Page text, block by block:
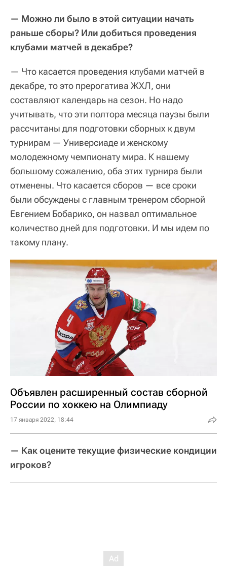
— Можно ли было в этой ситуации начать
раньше сборы? Или добиться проведения
клубами матчей в декабре?
— Что касается проведения клубами матчей в
декабре, то это прерогатива ЖХЛ, они
составляют календарь на сезон. Но надо
учитывать, что эти полтора месяца паузы были
рассчитаны для подготовки сборных к двум
турнирам — Универсиаде и женскому
молодежному чемпионату мира. К нашему
большому сожалению, оба этих турнира были
отменены. Что касается сборов — все сроки
были обсуждены с главным тренером сборной
Евгением Бобарико, он назвал оптимальное
количество дней для подготовки. И мы идем по
такому плану.
Объявлен расширенный состав сборной
России по хоккею на Олимпиаду
17 января 2022, 18:44
— Как оцените текущие физические кондиции
игроков?